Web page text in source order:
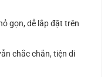
gọn, dễ lắp đặt trên
chắc chắn, tiện di